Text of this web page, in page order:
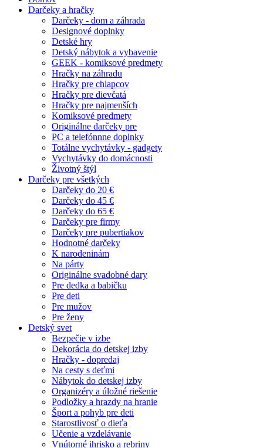
Darčeky a hračky
Darčeky - dom a záhrada
Designové doplnky
Detské hry
Detský nábytok a vybavenie
GEEK - komiksové predmety
Hračky na záhradu
Hračky pre chlapcov
Hračky pre dievčatá
Hračky pre najmenších
Komiksové predmety
Originálne darčeky pre
PC a telefónnne doplnky
Totálne vychytávky - gadgety
Vychytávky do domácnosti
Životný štýl
Darčeky pre všetkých
Darčeky do 20 €
Darčeky do 45 €
Darčeky do 65 €
Darčeky pre firmy
Darčeky pre pubertiakov
Hodnotné darčeky
K narodeninám
Na párty
Originálne svadobné dary
Pre dedka a babičku
Pre deti
Pre mužov
Pre ženy
Detský svet
Bezpečie v izbe
Dekorácia do detskej izby
Hračky - dopredaj
Na cesty s deťmi
Nábytok do detskej izby
Organizéry a úložné riešenie
Podložky a hrazdy na hranie
Šport a pohyb pre deti
Starostlivosť o dieťa
Učenie a vzdelávanie
Vnútorné ihrisko a rebriny